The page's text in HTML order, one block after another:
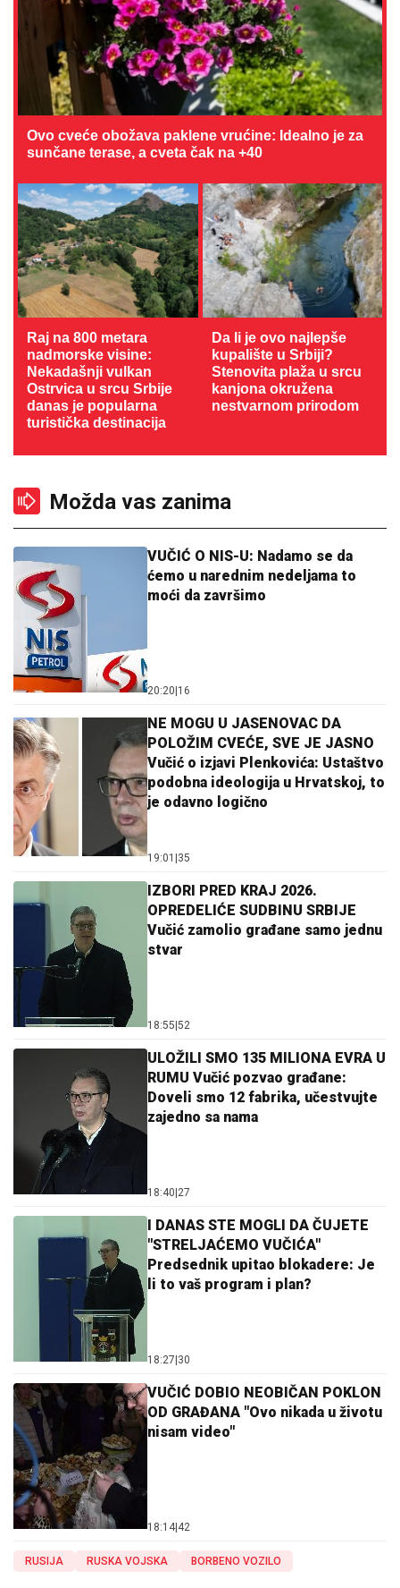
Ovo cveće obožava paklene vrućine: Idealno je za
sunčane terase, a cveta čak na +40
Raj na 800 metara
nadmorske visine:
Nekadašnji vulkan
Ostrvica u srcu Srbije
danas je popularna
turistička destinacija
Da li je ovo najlepše
kupalište u Srbiji?
Stenovita plaža u srcu
kanjona okružena
nestvarnom prirodom
Možda vas zanima
VUČIĆ O NIS-U: Nadamo se da
ćemo u narednim nedeljama to
moći da završimo
20:20|16
NE MOGU U JASENOVAC DA
POLOŽIM CVEĆE, SVE JE JASNO
Vučić o izjavi Plenkovića: Ustaštvo
podobna ideologija u Hrvatskoj, to
je odavno logično
19:01 |35
IZBORI PRED KRAJ 2026.
OPREDELIĆE SUDBINU SRBIJE
Vučić zamolio građane samo jednu
stvar
18:55|52
ULOŽILI SMO 135 MILIONA EVRA U
RUMU Vučić pozvao građane:
Doveli smo 12 fabrika, učestvujte
zajedno sa nama
18:40|27
I DANAS STE MOGLI DA ČUJETE
"STRELJAĆEMO VUČIĆA"
Predsednik upitao blokadere: Je
li to vaš program i plan?
18:27|30
VUČIĆ DOBIO NEOBIČAN POKLON
OD GRAĐANA "Ovo nikada u životu
nisam video"
18:14|42
RUSIJA RUSKA VOJSKA BORBENO VOZILO